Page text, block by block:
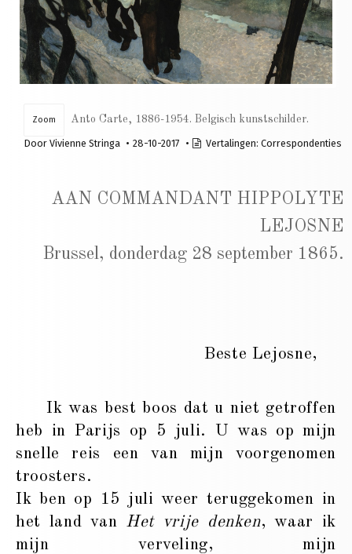
Zoom Anto Carte, 1886-1954. Belgisch kunstschilder.
Door Vivienne Stringa 28-10-2017 Vertalingen: Correspondenties
AAN COMMANDANT HIPPOLYTE
LEJOSNE
Brussel, donderdag 28 september 1865.
Beste Lejosne,
Ik was best boos dat u niet getroffen
heb in Parijs op 5 juli. U was op mijn
snelle reis een van mijn voorgenomen
troosters.
Ik ben op 15 juli weer teruggekomen in
het land van Het vrije denken, waar ik
mijn verveling, mijn